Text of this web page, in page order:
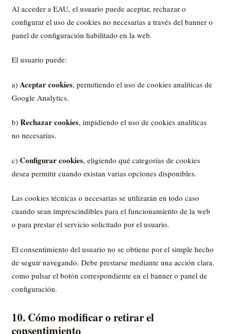
Al acceder a EAU, el usuario puede aceptar, rechazar o
configurar el uso de cookies no necesarias a través del banner o
panel de configuración habilitado en la web.
El usuario puede:
a) Aceptar cookies, permitiendo el uso de cookies analíticas de
Google Analytics.
b) Rechazar cookies, impidiendo el uso de cookies analíticas
no necesarias.
c) Configurar cookies, eligiendo qué categorías de cookies
desea permitir cuando existan varias opciones disponibles.
Las cookies técnicas o necesarias se utilizarán en todo caso
cuando sean imprescindibles para el funcionamiento de la web
o para prestar el servicio solicitado por el usuario.
El consentimiento del usuario no se obtiene por el simple hecho
de seguir navegando. Debe prestarse mediante una acción clara,
como pulsar el botón correspondiente en el banner o panel de
configuración.
10. Cómo modificar o retirar el
consentimiento